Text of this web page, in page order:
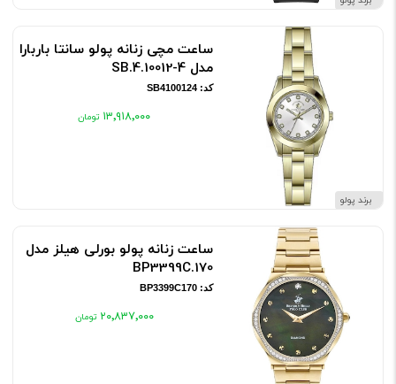
برند پولو
ساعت مچی زنانه پولو سانتا باربارا
مدل SB.4.10012-4
کد: SB4100124
۱۳٬۹۱۸٬۰۰۰
ساعت زنانه پولو بورلی هیلز مدل
BP3399C.170
کد: BP3399C170
۲۰٬۸۳۷٬۰۰۰